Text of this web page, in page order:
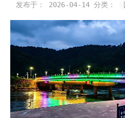
发布于： 2026-04-14 分类：